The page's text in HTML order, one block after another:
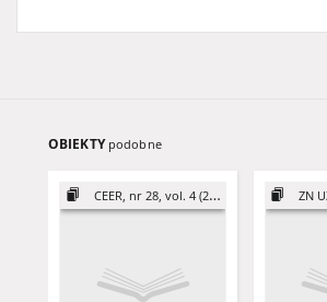
OBIEKTY podobne
CEER, nr 28, vol. 4 (2018) ZN